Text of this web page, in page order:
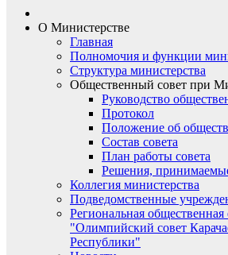
О Министерстве
Главная
Полномочия и функции
Структура министерства
Общественный совет при
Руководство
Протокол
Положение об
Состав совета
План работы совета
Решения,
Коллегия министерства
Подведомственные
Региональная общественная
"Олимпийский совет
Республики"